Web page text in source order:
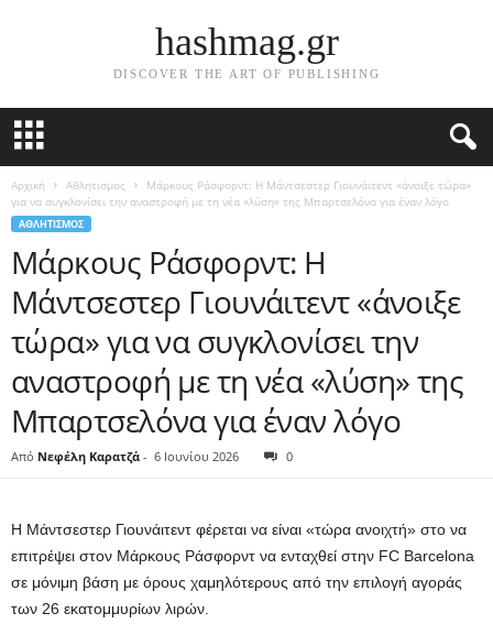
hashmag.gr
DISCOVER THE ART OF PUBLISHING
Αρχική Αθλητισμος
Μάρκους Ράσφορντ: Η Μάντσεστερ Γιουνάιτεντ «άνοιξε τώρα»
για να συγκλονίσει την αναστροφή με τη νέα «λύση» της Μπαρτσελόνα για έναν λόγο
ΑΘΛΗΤΙΣΜΟΣ
Μάρκους Ράσφορντ: Η
Μάντσεστερ Γιουνάιτεντ «άνοιξε
τώρα» για να συγκλονίσει την
αναστροφή με τη νέα «λύση» της
Μπαρτσελόνα για έναν λόγο
Από Νεφέλη Καρατζά - 6 Ιουνίου 2026 0
Η Μάντσεστερ Γιουνάιτεντ φέρεται να είναι «τώρα ανοιχτή» στο να
επιτρέψει στον Μάρκους Ράσφορντ να ενταχθεί στην FC Barcelona
σε μόνιμη βάση με όρους χαμηλότερους από την επιλογή αγοράς
των 26 εκατομμυρίων λιρών.